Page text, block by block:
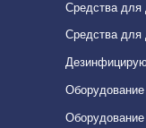
Средства для
Средства для